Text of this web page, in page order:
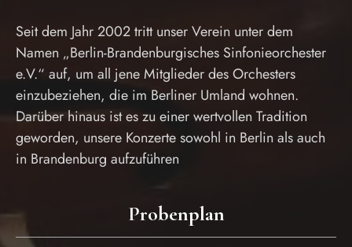
Seit dem Jahr 2002 tritt unser Verein unter dem
Namen „Berlin-Brandenburgisches Sinfonieorchester
e.V.“ auf, um all jene Mitglieder des Orchesters
einzubeziehen, die im Berliner Umland wohnen.
Darüber hinaus ist es zu einer wertvollen Tradition
geworden, unsere Konzerte sowohl in Berlin als auch
in Brandenburg aufzuführen
Probenplan